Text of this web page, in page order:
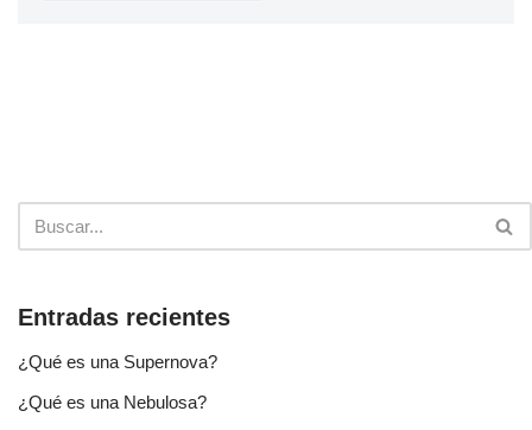
Entradas recientes
¿Qué es una Supernova?
¿Qué es una Nebulosa?